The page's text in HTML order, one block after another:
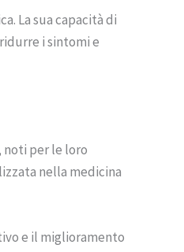
La sua capacità di
i sintomi e
noti per le loro
nella medicina
e il miglioramento